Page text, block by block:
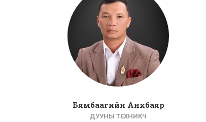
Бямбаагийн Анхбаяр
ДУУНЫ ТЕХНИКЧ